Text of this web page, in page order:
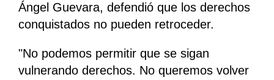
Ángel Guevara, defendió que los derechos
conquistados no pueden retroceder.
"No podemos permitir que se sigan
vulnerando derechos. No queremos volver